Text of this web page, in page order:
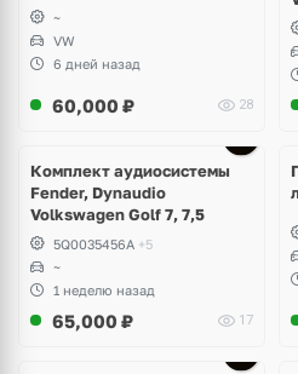
~
VW
6 дней назад
60,000 ₽ 28
Комплект аудиосистемы
Fender, Dynaudio
Volkswagen Golf 7, 7,5
5Q0035456A +5
~
1 неделю назад
65,000 ₽ 17